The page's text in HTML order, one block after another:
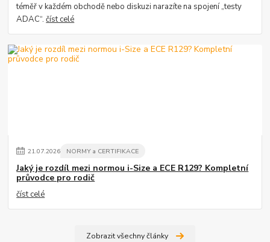
téměř v každém obchodě nebo diskuzi narazíte na spojení „testy
ADAC“.číst celé
21.07.2026 NORMY a CERTIFIKACE
Jaký je rozdíl mezi normou i-Size a ECE R129? Kompletní
průvodce pro rodič
číst celé
Zobrazit všechny články